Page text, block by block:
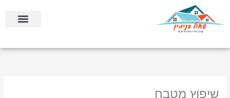
שיפוץ מטבח